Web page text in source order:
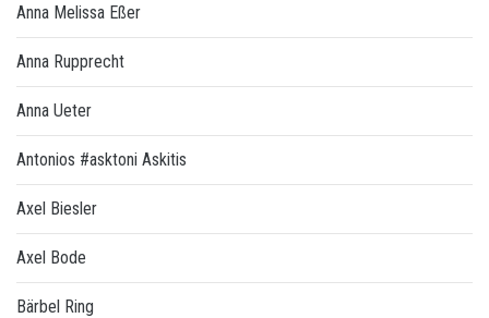
Anna Melissa Eßer
Anna Rupprecht
Anna Ueter
Antonios #asktoni Askitis
Axel Biesler
Axel Bode
Bärbel Ring